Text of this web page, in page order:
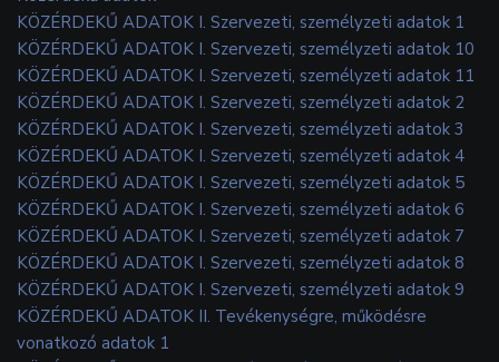
KÖZÉRDEKŰ ADATOK I. Szervezeti, személyzeti adatok 1
KÖZÉRDEKŰ ADATOK I. Szervezeti, személyzeti adatok 10
KÖZÉRDEKŰ ADATOK I. Szervezeti, személyzeti adatok 11
KÖZÉRDEKŰ ADATOK I. Szervezeti, személyzeti adatok 2
KÖZÉRDEKŰ ADATOK I. Szervezeti, személyzeti adatok 3
KÖZÉRDEKŰ ADATOK I. Szervezeti, személyzeti adatok 4
KÖZÉRDEKŰ ADATOK I. Szervezeti, személyzeti adatok 5
KÖZÉRDEKŰ ADATOK I. Szervezeti, személyzeti adatok 6
KÖZÉRDEKŰ ADATOK I. Szervezeti, személyzeti adatok 7
KÖZÉRDEKŰ ADATOK I. Szervezeti, személyzeti adatok 8
KÖZÉRDEKŰ ADATOK I. Szervezeti, személyzeti adatok 9
KÖZÉRDEKŰ ADATOK II. Tevékenységre, működésre
vonatkozó adatok 1